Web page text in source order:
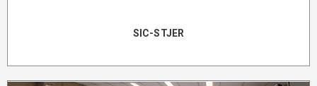
SIC-STJER